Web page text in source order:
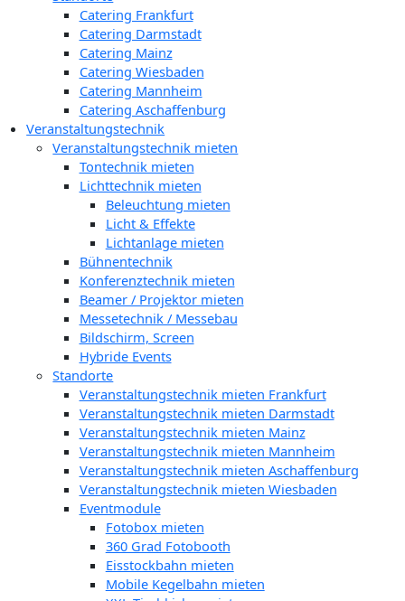
Catering Frankfurt
Catering Darmstadt
Catering Mainz
Catering Wiesbaden
Catering Mannheim
Catering Aschaffenburg
Veranstaltungstechnik
Veranstaltungstechnik mieten
Tontechnik mieten
Lichttechnik mieten
Beleuchtung mieten
Licht & Effekte
Lichtanlage mieten
Bühnentechnik
Konferenztechnik mieten
Beamer / Projektor mieten
Messetechnik / Messebau
Bildschirm, Screen
Hybride Events
Standorte
Veranstaltungstechnik mieten Frankfurt
Veranstaltungstechnik mieten Darmstadt
Veranstaltungstechnik mieten Mainz
Veranstaltungstechnik mieten Mannheim
Veranstaltungstechnik mieten Aschaffenburg
Veranstaltungstechnik mieten Wiesbaden
Eventmodule
Fotobox mieten
360 Grad Fotobooth
Eisstockbahn mieten
Mobile Kegelbahn mieten